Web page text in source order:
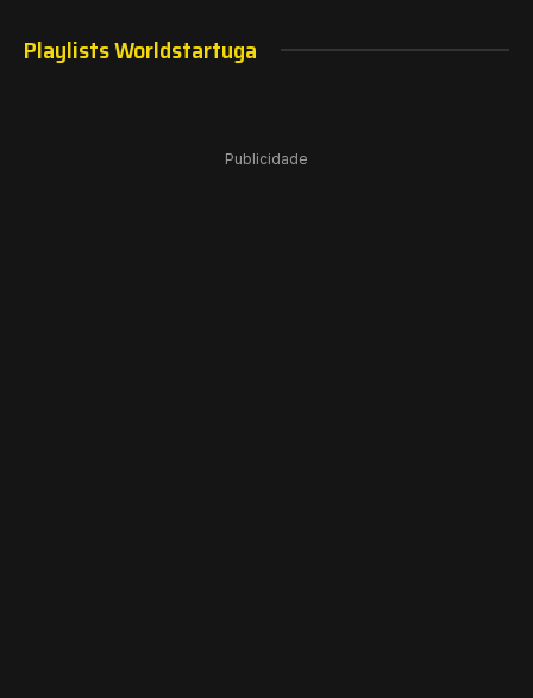
Playlists Worldstartuga
Publicidade